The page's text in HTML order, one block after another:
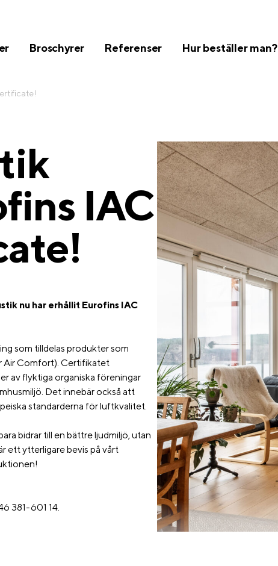
Broschyrer Referenser Hur beställer man?
IAC
nu har erhållit Eurofins IAC
som tilldelas produkter som
Air Comfort). Certifikatet
av flyktiga organiska föreningar
Det innebär också att
standarderna för luftkvalitet.
bidrar till en bättre ljudmiljö, utan
ett ytterligare bevis på vårt
381-601 14.